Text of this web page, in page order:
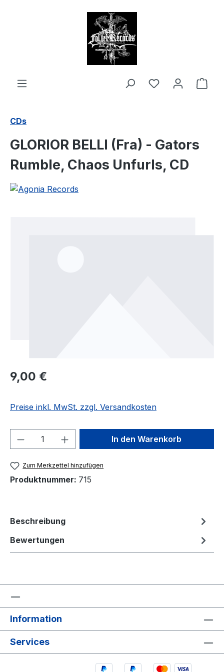
CDs
GLORIOR BELLI (Fra) - Gators
Rumble, Chaos Unfurls, CD
Regulärer Preis:
9,00 €
Preise inkl. MwSt. zzgl. Versandkosten
Produkt Anzahl: Gib denIn den Warenkorb
Zum Merkzettel hinzufügen
Produktnummer: 715
Beschreibung
Bewertungen
Information
Services